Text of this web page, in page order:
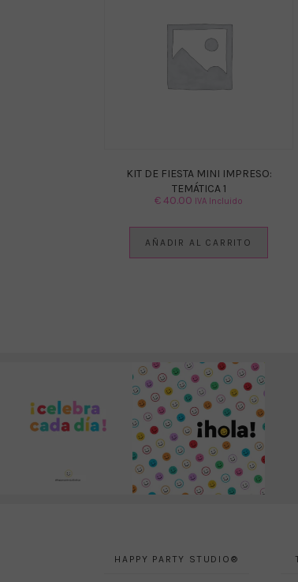
KIT DE FIESTA MINI IMPRESO:
TEMÁTICA 1
€40.00 IVA Incluido
AÑADIR AL CARRITO
HAPPY PARTY STUDIO®